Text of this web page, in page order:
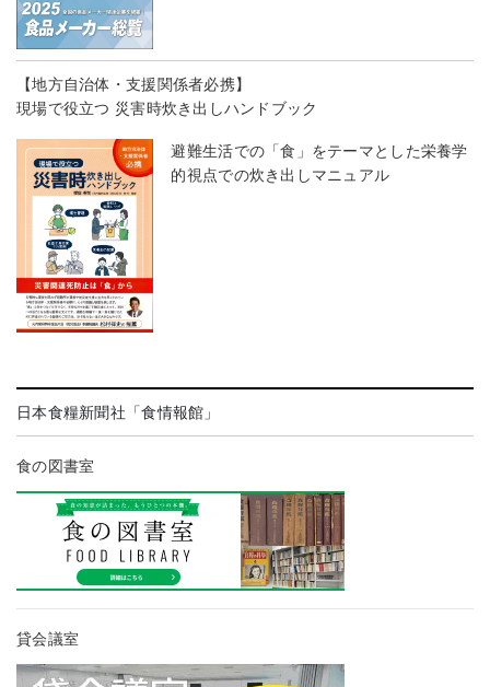
【地方自治体・支援関係者必携】
現場で役立つ 災害時炊き出しハンドブック
避難生活での「食」をテーマとした栄養学
的視点での炊き出しマニュアル
日本食糧新聞社「食情報館」
食の図書室
貸会議室